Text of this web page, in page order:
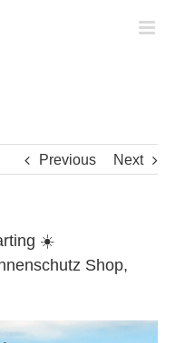
Previous Next
☀️
Shop,